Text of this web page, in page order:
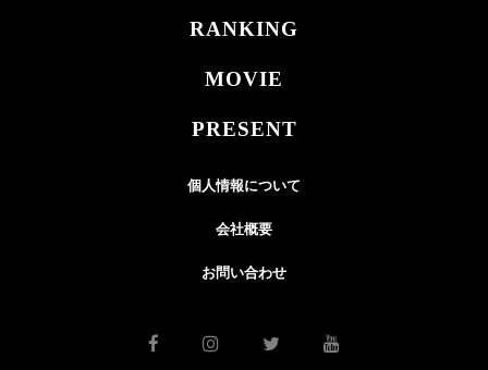
RANKING
MOVIE
PRESENT
個人情報について
会社概要
お問い合わせ